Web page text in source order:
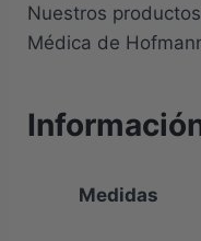
Nuestros
Médica de
Medidas